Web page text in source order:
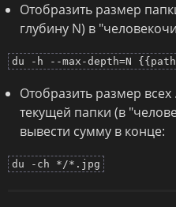
Отобразить размер
глубину N) в
du -h --max-depth=N
Отобразить размер
текущей папки (в
вывести сумму в конце:
du -ch */*.jpg